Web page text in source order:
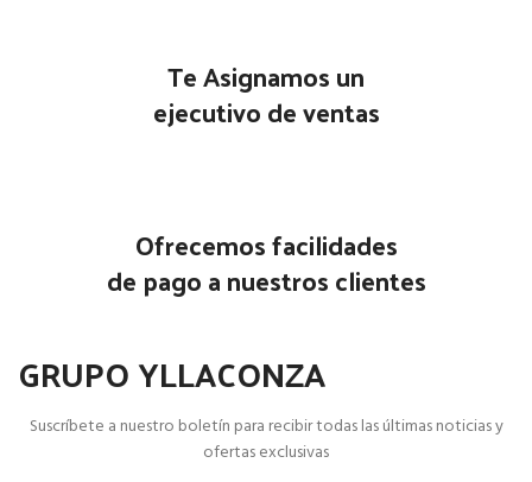
Te Asignamos un
ejecutivo de ventas
Ofrecemos facilidades
de pago a nuestros clientes
GRUPO YLLACONZA
Suscríbete a nuestro boletín para recibir todas las últimas noticias y
ofertas exclusivas